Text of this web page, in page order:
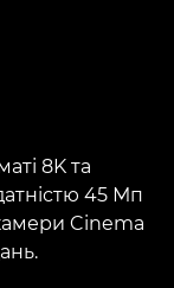
8K та
45 Мп
Cinema